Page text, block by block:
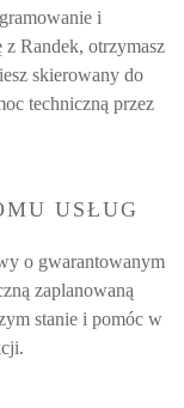
i
Randek, otrzymasz
skierowany do
techniczną przez
USŁUG
o gwarantowanym
zaplanowaną
stanie i pomóc w